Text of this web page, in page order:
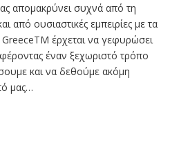
απομακρύνει συχνά από τη
από ουσιαστικές εμπειρίες με τα
GreeceTM έρχεται να γεφυρώσει
έναν ξεχωριστό τρόπο
και να δεθούμε ακόμη
μας…